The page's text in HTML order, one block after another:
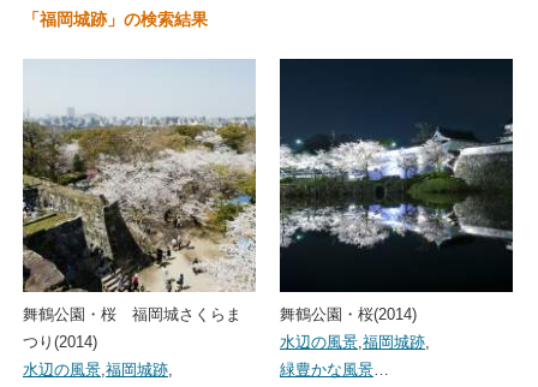
「福岡城跡」の検索結果
舞鶴公園・桜 福岡城さくらま
つり(2014)
水辺の風景,福岡城跡,
舞鶴公園・桜(2014)
水辺の風景,福岡城跡,
緑豊かな風景…